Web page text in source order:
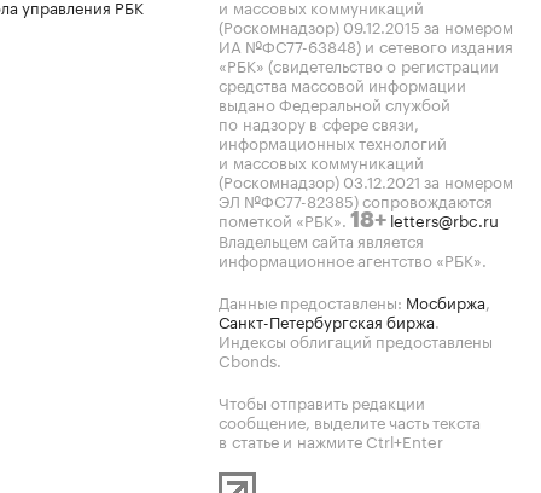
управления РБК
и массовых коммуникаций
(Роскомнадзор) 09.12.2015 за номером
ИА №ФС77-63848) и сетевого издания
«РБК» (свидетельство о регистрации
средства массовой информации
выдано Федеральной службой
по надзору в сфере связи,
информационных технологий
и массовых коммуникаций
(Роскомнадзор) 03.12.2021 за номером
ЭЛ №ФС77-82385) сопровождаются
пометкой «РБК». 18+ letters@rbc.ru
Владельцем сайта является
информационное агентство «РБК».
Данные предоставлены: Мосбиржа,
Санкт-Петербургская биржа.
Индексы облигаций предоставлены
Cbonds.
Чтобы отправить редакции
сообщение, выделите часть текста
в статье и нажмите Ctrl+Enter